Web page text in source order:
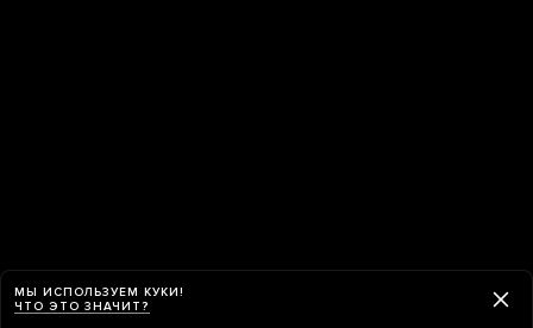
МЫ ИСПОЛЬЗУЕМ КУКИ!
ЧТО ЭТО ЗНАЧИТ?